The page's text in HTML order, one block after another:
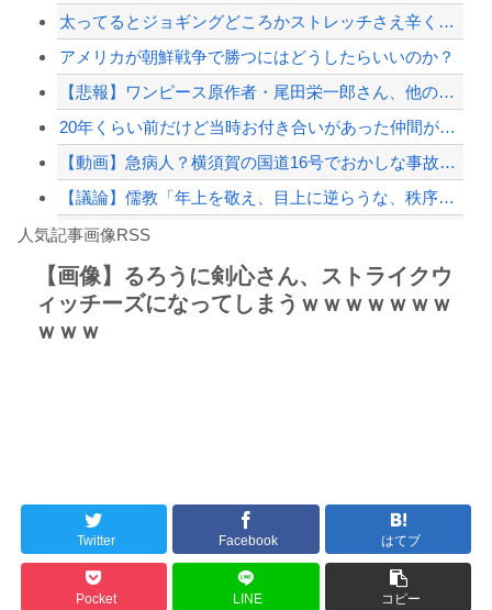
高市首相、公用車を3000万円超の新型センチュリーSUVに変更ｗｗｗｗｗｗｗ
【配信者】「金バエ」のSNS更新が1週間途絶え、様々な憶測が飛び交う。1週間ぶり...
【緊急速報】NYで警官が黒人男性の首を絞め、暴動第二波不可避へ
Powered by livedoor 相互RSS
太ってるとジョギングどころかストレッチさえ辛くなるのよね
アメリカが朝鮮戦争で勝つにはどうしたらいいのか？
【悲報】ワンピース原作者・尾田栄一郎さん、他の人と同じ「漫画家」という肩書きに不...
20年くらい前だけど当時お付き合いがあった仲間が神社に赤いものを身につけちゃいけ...
【動画】急病人？横須賀の国道16号でおかしな事故が撮影される。
【議論】儒教「年上を敬え、目上に逆らうな、秩序を守れ」←これが東アジアに残したも...
モバＰ「アイドルにセクハラをします」
8/4のニュース
Powered by livedoor 相互RSS
人気記事画像RSS
【画像】るろうに剣心さん、ストライクウ
ィッチーズになってしまうｗｗｗｗｗｗｗ
ｗｗｗ
Twitter Facebook はてブ
Pocket LINE コピー